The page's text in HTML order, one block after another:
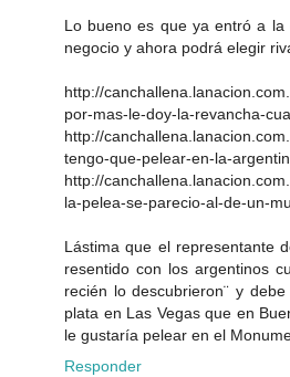
Lo bueno es que ya entró a
negocio y ahora podrá elegir
http://
por-mas-le-doy-la-revancha-
http://
tengo-que-pelear-en-la-
http://
la-pelea-se-parecio-al-de-un-
Lástima que el representante
resentido con los argentinos
recién lo descubrieron¨ y
plata en Las Vegas que en
le gustaría pelear en el
Responder